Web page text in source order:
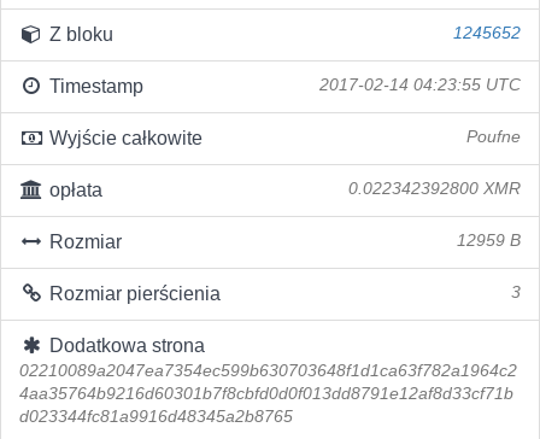
Z bloku 1245652
Timestamp 2017-02-14 04:23:55 UTC
Wyjście całkowite Poufne
opłata 0.022342392800 XMR
Rozmiar 12959 B
Rozmiar pierścienia 3
Dodatkowa strona
02210089a2047ea7354ec599b630703648f1d1ca63f782a1964c2
4aa35764b9216d60301b7f8cbfd0d0f013dd8791e12af8d33cf71b
d023344fc81a9916d48345a2b8765